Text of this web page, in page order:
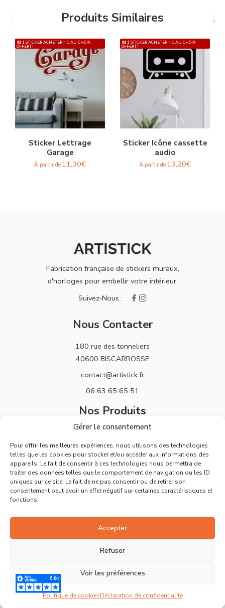
Gérer le consentement
Pour offrir les meilleures expériences, nous utilisons des technologies
telles que les cookies pour stocker et/ou accéder aux informations des
appareils. Le fait de consentir à ces technologies nous permettra de
traiter des données telles que le comportement de navigation ou les ID
uniques sur ce site. Le fait de ne pas consentir ou de retirer son
consentement peut avoir un effet négatif sur certaines caractéristiques et
fonctions.
Accepter
Refuser
Voir les préférences
Politique de cookiesDéclaration de confidentialité
Produits Similaires
1 STICKER ACHETER = 1 AU CHOIX
OFFERT !
Sticker Lettrage
Garage
À partir de 11,30€
1 STICKER ACHETER = 1 AU CHOIX
OFFERT !
Sticker Icône cassette
audio
À partir de 13,20€
Fabrication française de stickers muraux,
d'horloges pour embellir votre intérieur.
Nous Contacter
180 rue des tonneliers
40600 BISCARROSSE
contact@artistick.fr
06 63 65 65 51
Nos Produits
Stickers
Horloges
Support
Mentions Légales
Conditions Générales de Vente
Déclaration de confidentialité
Ⓒ Tous droits réservés – Site réalisé parArtistick